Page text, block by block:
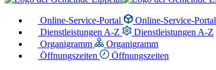
Online-Service-Portal
Online-Service-Portal
Dienstleistungen A-Z
Dienstleistungen A-Z
Organigramm
Organigramm
Öffnungszeiten
Öffnungszeiten